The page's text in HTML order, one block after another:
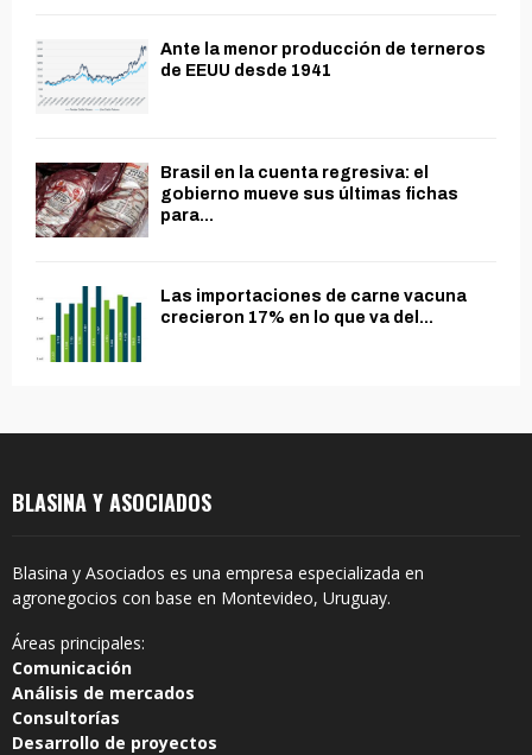
Ante la menor producción de terneros
de EEUU desde 1941
Brasil en la cuenta regresiva: el
gobierno mueve sus últimas fichas
para...
Las importaciones de carne vacuna
crecieron 17% en lo que va del...
BLASINA Y ASOCIADOS
Blasina y Asociados es una empresa especializada en
agronegocios con base en Montevideo, Uruguay.
Áreas principales:
Comunicación
Análisis de mercados
Consultorías
Desarrollo de proyectos